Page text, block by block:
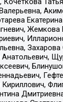
Жемкова
Захарова